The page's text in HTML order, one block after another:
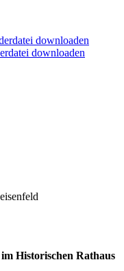
downloaden
downloaden
Historischen Rathaus